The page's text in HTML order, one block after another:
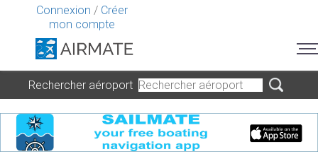
Connexion / Créer
mon compte
Rechercher aéroport